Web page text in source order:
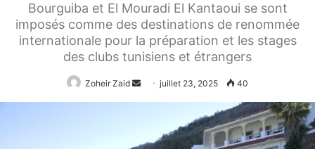
Bourguiba et El Mouradi El Kantaoui se sont
imposés comme des destinations de renommée
internationale pour la préparation et les stages
des clubs tunisiens et étrangers
Zoheir Zaid
Envoyer
un
juillet 23, 2025 40